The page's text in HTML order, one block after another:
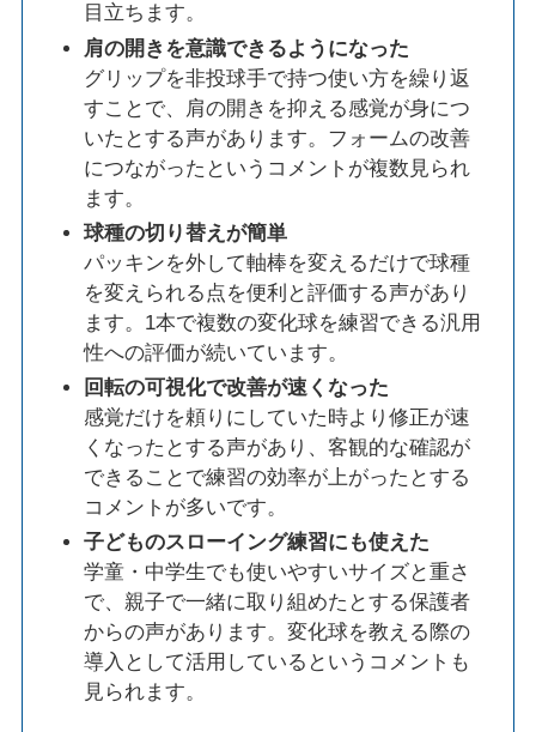
目立ちます。
肩の開きを意識できるようになった
グリップを非投球手で持つ使い方を繰り返
すことで、肩の開きを抑える感覚が身につ
いたとする声があります。フォームの改善
につながったというコメントが複数見られ
ます。
球種の切り替えが簡単
パッキンを外して軸棒を変えるだけで球種
を変えられる点を便利と評価する声があり
ます。1本で複数の変化球を練習できる汎用
性への評価が続いています。
回転の可視化で改善が速くなった
感覚だけを頼りにしていた時より修正が速
くなったとする声があり、客観的な確認が
できることで練習の効率が上がったとする
コメントが多いです。
子どものスローイング練習にも使えた
学童・中学生でも使いやすいサイズと重さ
で、親子で一緒に取り組めたとする保護者
からの声があります。変化球を教える際の
導入として活用しているというコメントも
見られます。